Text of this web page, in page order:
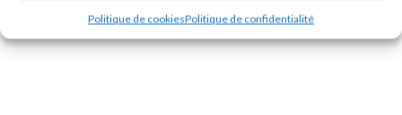
Politique de cookiesPolitique de confidentialité